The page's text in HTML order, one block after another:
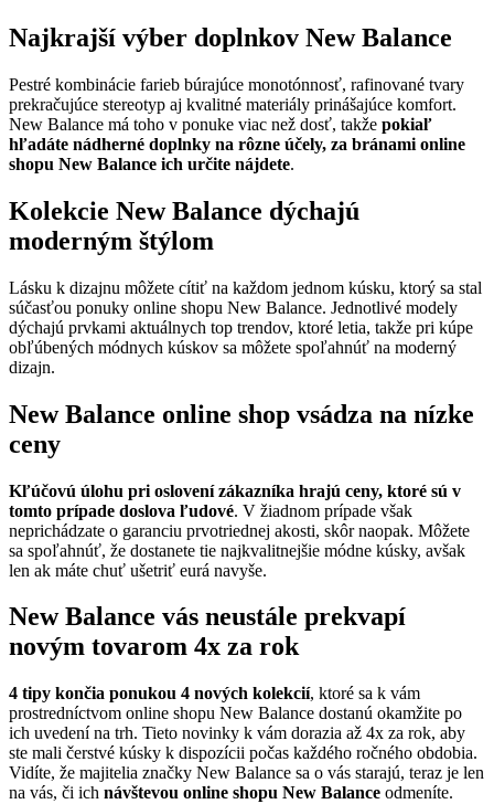
Najkrajší výber doplnkov New Balance
Pestré kombinácie farieb búrajúce monotónnosť, rafinované tvary
prekračujúce stereotyp aj kvalitné materiály prinášajúce komfort.
New Balance má toho v ponuke viac než dosť, takže pokiaľ
hľadáte nádherné doplnky na rôzne účely, za bránami online
shopu New Balance ich určite nájdete.
Kolekcie New Balance dýchajú
moderným štýlom
Lásku k dizajnu môžete cítiť na každom jednom kúsku, ktorý sa stal
súčasťou ponuky online shopu New Balance. Jednotlivé modely
dýchajú prvkami aktuálnych top trendov, ktoré letia, takže pri kúpe
obľúbených módnych kúskov sa môžete spoľahnúť na moderný
dizajn.
New Balance online shop vsádza na nízke
ceny
Kľúčovú úlohu pri oslovení zákazníka hrajú ceny, ktoré sú v
tomto prípade doslova ľudové. V žiadnom prípade však
neprichádzate o garanciu prvotriednej akosti, skôr naopak. Môžete
sa spoľahnúť, že dostanete tie najkvalitnejšie módne kúsky, avšak
len ak máte chuť ušetriť eurá navyše.
New Balance vás neustále prekvapí
novým tovarom 4x za rok
4 tipy končia ponukou 4 nových kolekcií, ktoré sa k vám
prostredníctvom online shopu New Balance dostanú okamžite po
ich uvedení na trh. Tieto novinky k vám dorazia až 4x za rok, aby
ste mali čerstvé kúsky k dispozícii počas každého ročného obdobia.
Vidíte, že majitelia značky New Balance sa o vás starajú, teraz je len
na vás, či ich návštevou online shopu New Balance odmeníte.